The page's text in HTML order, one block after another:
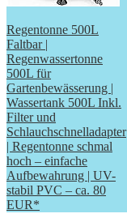
Regentonne 500L
Faltbar |
Regenwassertonne
500L für
Gartenbewässerung |
Wassertank 500L Inkl.
Filter und
Schlauchschnelladapter
| Regentonne schmal
hoch – einfache
Aufbewahrung | UV-
stabil PVC – ca. 80
EUR*